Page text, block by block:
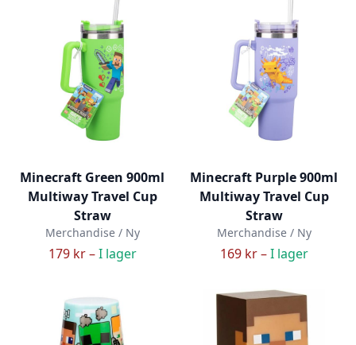
Minecraft Green 900ml
Multiway Travel Cup
Straw
Merchandise / Ny
179 kr –I lager
Minecraft Purple 900ml
Multiway Travel Cup
Straw
Merchandise / Ny
169 kr –I lager